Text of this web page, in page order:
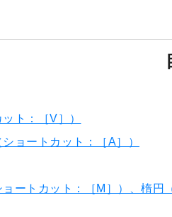
ト：［V］）
ョートカット：［A］）
ートカット：［M］）、楕円